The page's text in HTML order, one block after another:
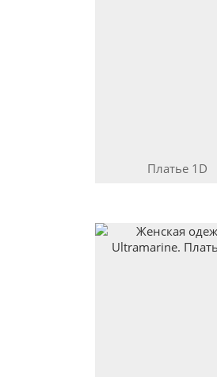
Платье 1D